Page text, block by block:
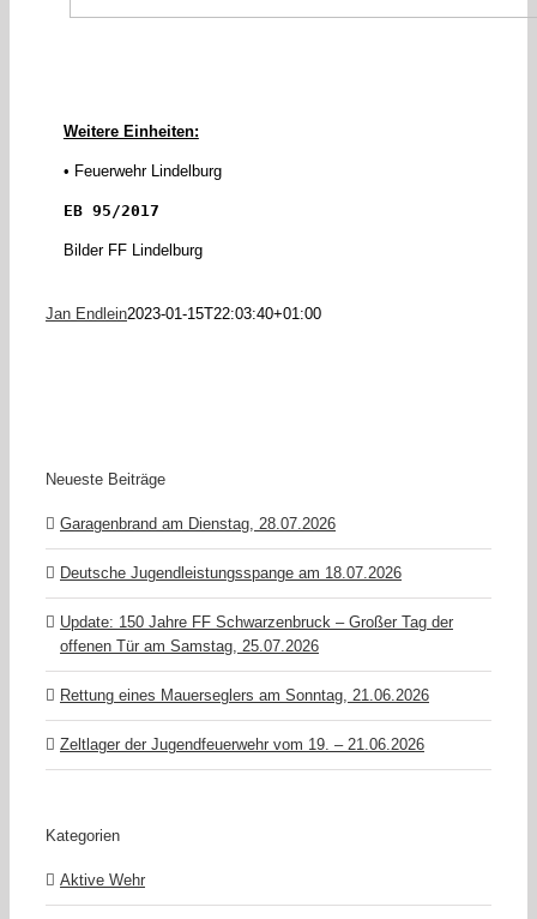
Weitere Einheiten:
• Feuerwehr Lindelburg
EB 95/2017
Bilder FF Lindelburg
Jan Endlein2023-01-15T22:03:40+01:00
Neueste Beiträge
Garagenbrand am Dienstag, 28.07.2026
Deutsche Jugendleistungsspange am 18.07.2026
Update: 150 Jahre FF Schwarzenbruck – Großer Tag der
offenen Tür am Samstag, 25.07.2026
Rettung eines Mauerseglers am Sonntag, 21.06.2026
Zeltlager der Jugendfeuerwehr vom 19. – 21.06.2026
Kategorien
Aktive Wehr